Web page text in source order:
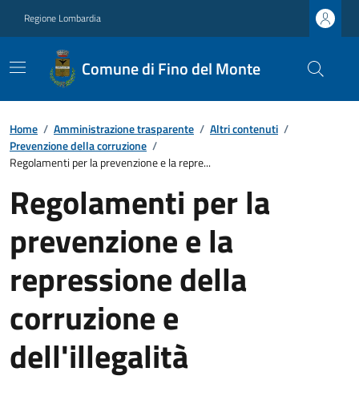
Regione Lombardia
Comune di Fino del Monte
Home / Amministrazione trasparente / Altri contenuti /
Prevenzione della corruzione /
Regolamenti per la prevenzione e la repre...
Regolamenti per la
prevenzione e la
repressione della
corruzione e
dell'illegalità